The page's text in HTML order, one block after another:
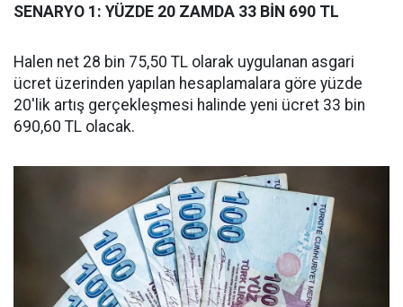
SENARYO 1: YÜZDE 20 ZAMDA 33 BİN 690 TL
Halen net 28 bin 75,50 TL olarak uygulanan asgari
ücret üzerinden yapılan hesaplamalara göre yüzde
20'lik artış gerçekleşmesi halinde yeni ücret 33 bin
690,60 TL olacak.